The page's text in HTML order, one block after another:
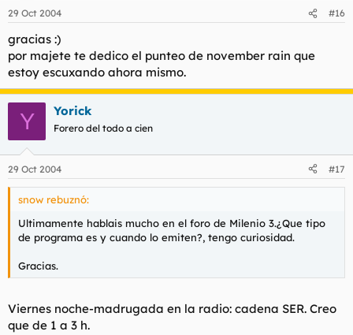
29 Oct 2004 #16
gracias :)
por majete te dedico el punteo de november rain que
estoy escuxando ahora mismo.
Y Yorick
Forero del todo a cien
29 Oct 2004 #17
snow rebuznó:
Ultimamente hablais mucho en el foro de Milenio 3.¿Que tipo
de programa es y cuando lo emiten?, tengo curiosidad.
Gracias.
Viernes noche-madrugada en la radio: cadena SER. Creo
que de 1 a 3 h.